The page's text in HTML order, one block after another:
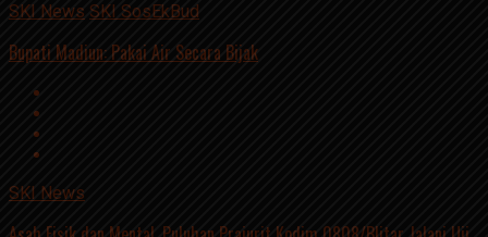
SKI News SKI SosEkBud
Bupati Madiun: Pakai Air Secara Bijak
SKI News